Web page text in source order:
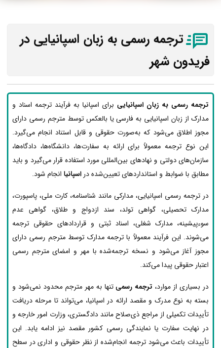
ترجمه رسمی به زبان اسپانیایی در
فریدون شهر
ترجمه رسمی به زبان اسپانیایی برای اسپانیا به فرآیند ترجمه اسناد و
مدارک از زبان اسپانیایی به فارسی یا بالعکس توسط مترجم رسمی دارای
مجوز اطلاق می‌شود که به‌صورت حقوقی و قابل استناد انجام می‌گیرد.
این نوع ترجمه معمولاً برای ارائه به سفارت‌ها، دانشگاه‌ها، دادگاه‌ها،
سازمان‌های دولتی و نهادهای بین‌المللی مورد استفاده قرار می‌گیرد و باید
مطابق با ضوابط و استانداردهای تعیین‌شده در اسپانیا انجام شود.
در ترجمه رسمی اسپانیایی، مدارکی مانند شناسنامه، کارت ملی، پاسپورت،
مدارک تحصیلی، گواهی تولد، سند ازدواج و طلاق، گواهی عدم
سوءپیشینه، مدارک شغلی، اسناد ثبتی و قراردادهای حقوقی ترجمه
می‌شوند. این فرآیند معمولاً با ترجمه مدارک توسط مترجم رسمی دارای
مجوز آغاز می‌شود و نسخه ترجمه‌شده با مهر و امضای مترجم رسمی
اعتبار حقوقی پیدا می‌کند.
در بسیاری از موارد، ترجمه رسمی تنها به مهر مترجم محدود نمی‌شود و
بسته به نوع مدرک و مقصد ارائه در اسپانیا، می‌تواند تا مرحله دریافت
تأییدات تکمیلی از مراجع ذی‌صلاح مانند دادگستری، وزارت امور خارجه و
در نهایت سفارت یا نمایندگی رسمی کشور مقصد نیز ادامه یابد. این
تأییدات باعث می‌شود ترجمه انجام‌شده از نظر حقوقی و اداری در سطح